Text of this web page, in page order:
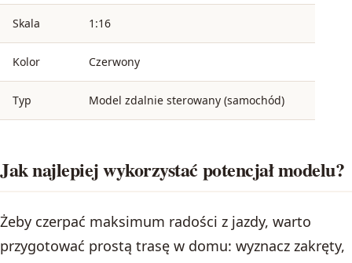
Skala 1:16
Kolor Czerwony
Typ Model zdalnie sterowany (samochód)
Jak najlepiej wykorzystać potencjał modelu?
Żeby czerpać maksimum radości z jazdy, warto
przygotować prostą trasę w domu: wyznacz zakręty,